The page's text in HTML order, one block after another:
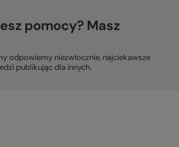
pomocy? Masz
odpowiemy niezwłocznie, najciekawsze
publikując dla innych.